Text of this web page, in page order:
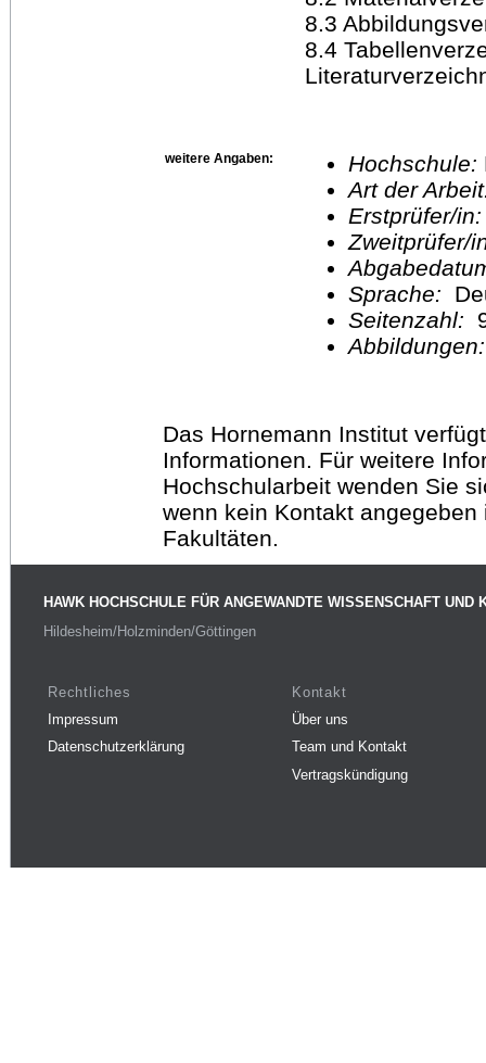
8.3
8.4
weitere Angaben: Hochschule:
Art der
Erstprüfer/
Sprache:
Seitenzahl:
Das Hornemann Institut
Informationen. Für weitere
Hochschularbeit wenden Sie
wenn kein Kontakt
Fakultäten.
HAWK HOCHSCHULE FÜR ANGEWANDTE WISSENSCHAFT UND
Hildesheim/Holzminden/Göttingen
Rechtliches
Impressum
Datenschutzerklärung
Kontakt
Über uns
Team und Kontakt
Vertragskündigung